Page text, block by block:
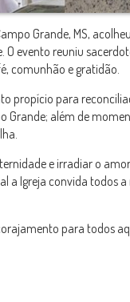
Grande, MS,
evento reuniu
comunhão e gratidão.
propício para
Grande; além de
e irradiar o
Igreja convida todos
para todos